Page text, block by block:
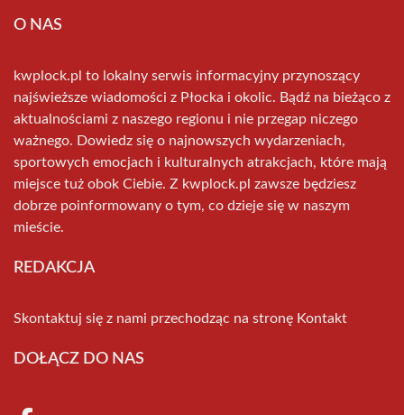
O NAS
kwplock.pl to lokalny serwis informacyjny przynoszący
najświeższe wiadomości z Płocka i okolic. Bądź na bieżąco z
aktualnościami z naszego regionu i nie przegap niczego
ważnego. Dowiedz się o najnowszych wydarzeniach,
sportowych emocjach i kulturalnych atrakcjach, które mają
miejsce tuż obok Ciebie. Z kwplock.pl zawsze będziesz
dobrze poinformowany o tym, co dzieje się w naszym
mieście.
REDAKCJA
Skontaktuj się z nami przechodząc na stronę Kontakt
DOŁĄCZ DO NAS